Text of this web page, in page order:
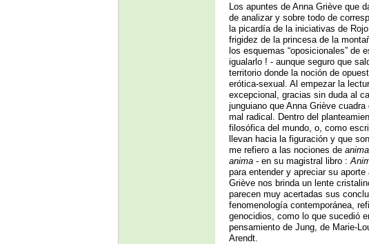
Los apuntes de Anna Griève que
de analizar y sobre todo de
la picardía de la iniciativas de
frigidez de la princesa de la
los esquemas “oposicionales” de
igualarlo ! - aunque seguro que
territorio donde la noción de
erótica-sexual. Al empezar la
excepcional, gracias sin duda al
junguiano que Anna Griève
mal radical. Dentro del
filosófica del mundo, o, como
llevan hacia la figuración y que
me refiero a las nociones de anima
anima - en su magistral libro :
para entender y apreciar su
Griève nos brinda un lente
parecen muy acertadas sus
fenomenología contemporánea,
genocidios, como lo que sucedió
pensamiento de Jung, de Marie-
Arendt.